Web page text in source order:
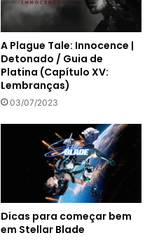
A Plague Tale: Innocence |
Detonado / Guia de
Platina (Capítulo XV:
Lembranças)
03/07/2023
Dicas para começar bem
em Stellar Blade